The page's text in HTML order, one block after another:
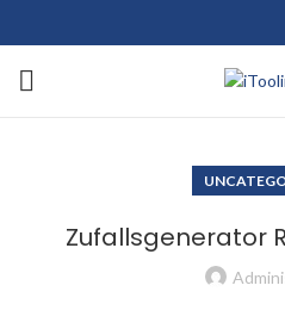
Zufallsgenerator